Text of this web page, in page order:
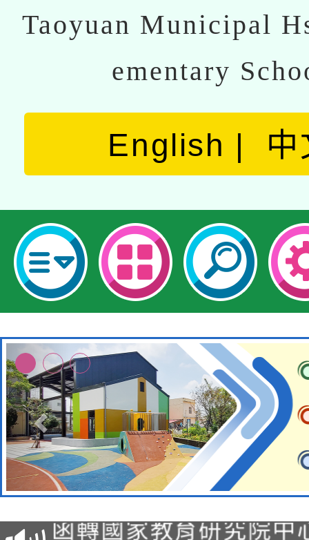
Taoyuan Municipal
ementary
English 中
轉知教育部國民及學前
國立臺灣師範大學辦理
函轉國家教育研究院中